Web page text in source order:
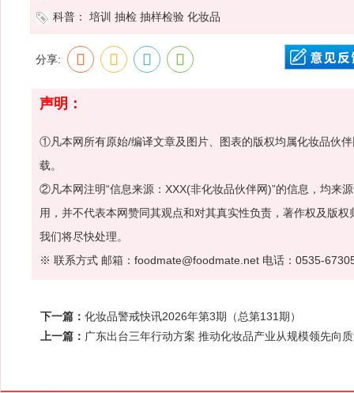
科普：
培训 抽检 抽样检验 化妆品
分享:
声明：
①凡本网所有原始/编译文章及图片、图表的版权均属化妆品伙
载。
②凡本网注明“信息来源：XXX(非化妆品伙伴网)”的信息，均来
用，并不代表本网赞同其观点和对其真实性负责，著作权及版
我们将尽快处理。
※ 联系方式 邮箱：foodmate@foodmate.net 电话：0535-
下一篇： 化妆品警戒快讯2026年第3期（总第131期）
上一篇： 广东出台三年行动方案 推动化妆品产业从规模领先向